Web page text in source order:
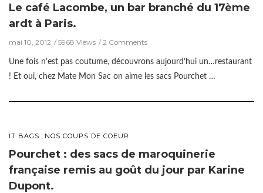
Le café Lacombe, un bar branché du 17ème
ardt à Paris.
mai 10, 2012 5968 Views 2 Comments
Une fois n’est pas coutume, découvrons aujourd’hui un…restaurant
! Et oui, chez Mate Mon Sac on aime les sacs Pourchet …
IT BAGS NOS COUPS DE COEUR
Pourchet : des sacs de maroquinerie
française remis au goût du jour par Karine
Dupont.